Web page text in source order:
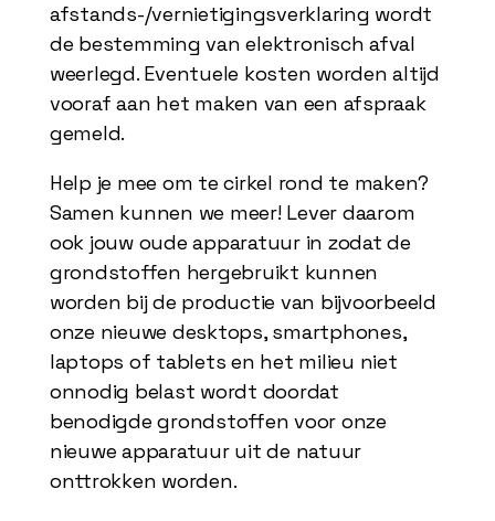
afstands-/vernietigingsverklaring wordt
de bestemming van elektronisch afval
weerlegd. Eventuele kosten worden altijd
vooraf aan het maken van een afspraak
gemeld.
Help je mee om te cirkel rond te maken?
Samen kunnen we meer! Lever daarom
ook jouw oude apparatuur in zodat de
grondstoffen hergebruikt kunnen
worden bij de productie van bijvoorbeeld
onze nieuwe desktops, smartphones,
laptops of tablets en het milieu niet
onnodig belast wordt doordat
benodigde grondstoffen voor onze
nieuwe apparatuur uit de natuur
onttrokken worden.